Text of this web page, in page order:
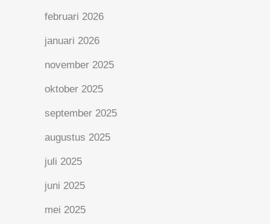
februari 2026
januari 2026
november 2025
oktober 2025
september 2025
augustus 2025
juli 2025
juni 2025
mei 2025